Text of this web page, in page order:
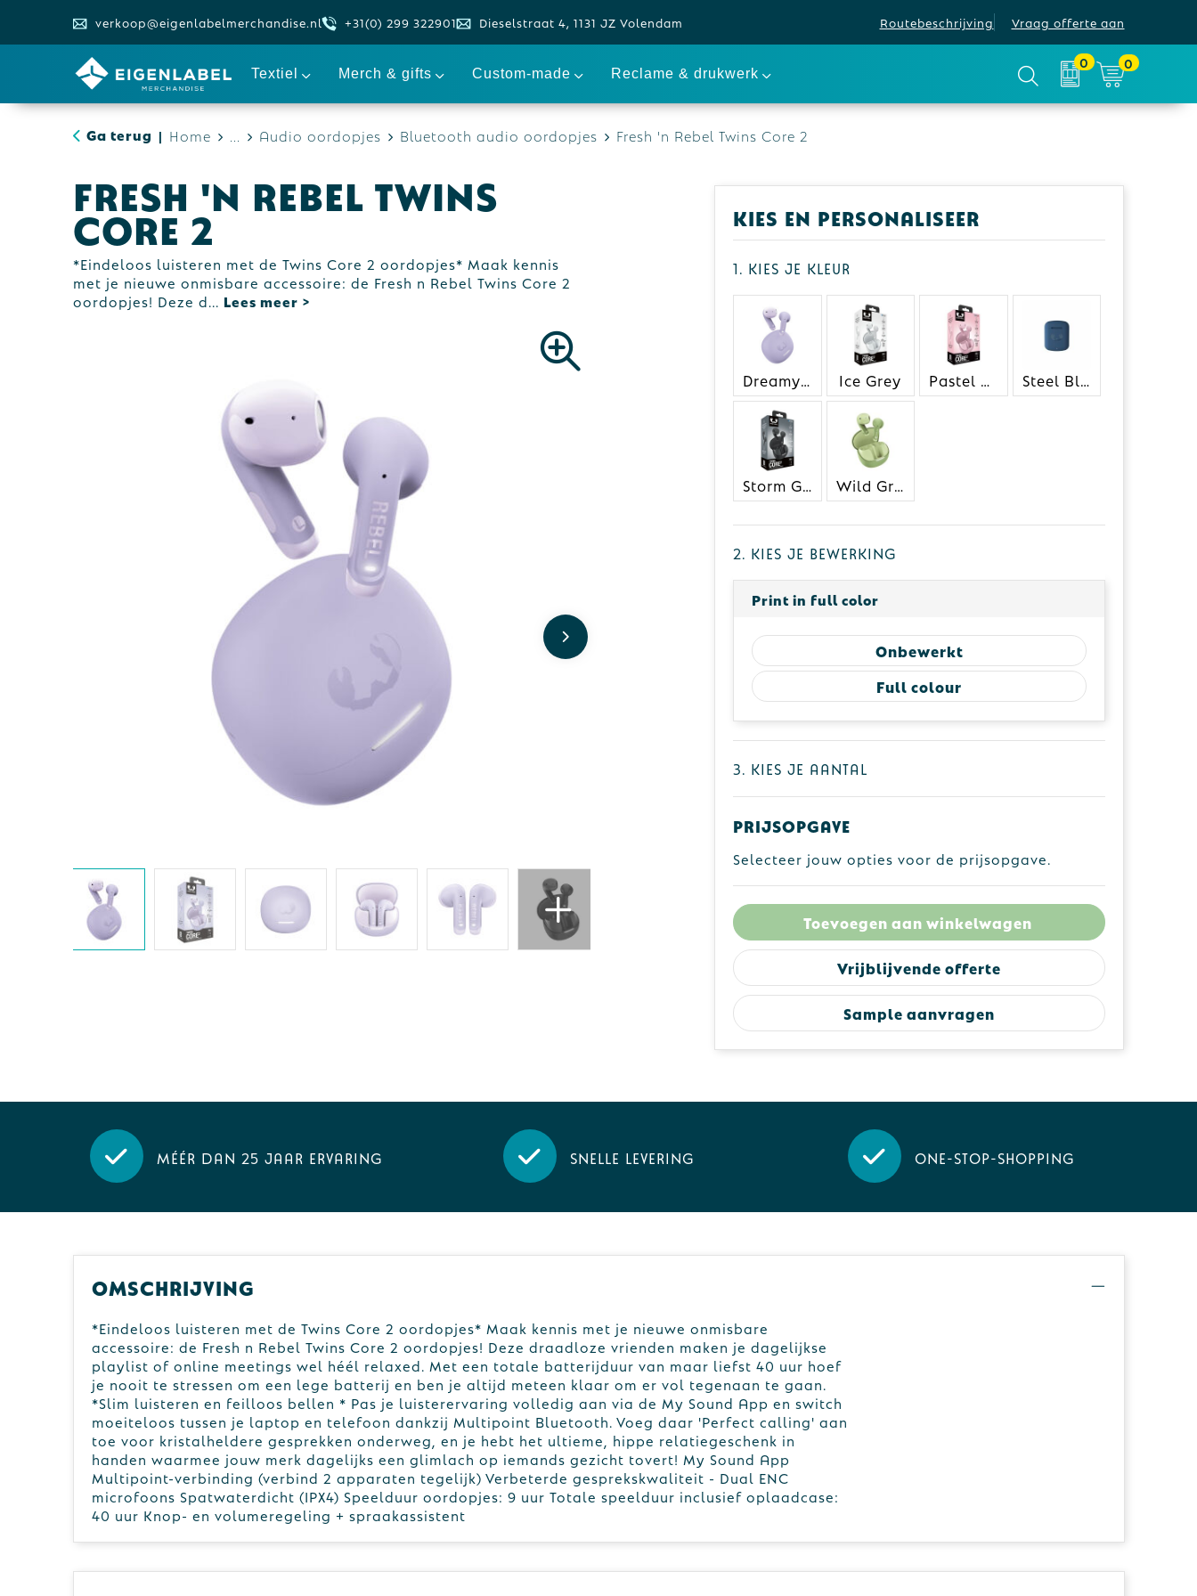
verkoop@eigenlabelmerchandise.nl +31(0) 299 322901 Dieselstraat 4, 1131 JZ Volendam Routebeschrijving Vraag offerte aan
Textiel Merch & gifts Custom-made Reclame & drukwerk
0 0
Ga terug | Home Audio oordopjes Bluetooth audio oordopjes Fresh 'n Rebel Twins Core 2
Fresh 'n Rebel Twins
Core 2
*Eindeloos luisteren met de Twins Core 2 oordopjes* Maak kennis
met je nieuwe onmisbare accessoire: de Fresh n Rebel Twins Core 2
oordopjes! Deze d
Kies en personaliseer
1. Kies je kleur
Ice Grey
Storm Grey Wild Green
2. Kies je bewerking
Print in full color
Onbewerkt
Full colour
3. Kies je aantal
Prijsopgave
Selecteer jouw opties voor de prijsopgave.
Toevoegen aan winkelwagen
Vrijblijvende offerte
Sample aanvragen
Méér dan 25 jaar ervaring Snelle levering One-stop-shopping
Omschrijving
*Eindeloos luisteren met de Twins Core 2 oordopjes* Maak kennis met je nieuwe onmisbare
accessoire: de Fresh n Rebel Twins Core 2 oordopjes! Deze draadloze vrienden maken je dagelijkse
playlist of online meetings wel héél relaxed. Met een totale batterijduur van maar liefst 40 uur hoef
je nooit te stressen om een lege batterij en ben je altijd meteen klaar om er vol tegenaan te gaan.
*Slim luisteren en feilloos bellen * Pas je luisterervaring volledig aan via de My Sound App en switch
moeiteloos tussen je laptop en telefoon dankzij Multipoint Bluetooth. Voeg daar 'Perfect calling' aan
toe voor kristalheldere gesprekken onderweg, en je hebt het ultieme, hippe relatiegeschenk in
handen waarmee jouw merk dagelijks een glimlach op iemands gezicht tovert! My Sound App
Multipoint-verbinding (verbind 2 apparaten tegelijk) Verbeterde gesprekskwaliteit - Dual ENC
microfoons Spatwaterdicht (IPX4) Speelduur oordopjes: 9 uur Totale speelduur inclusief oplaadcase:
40 uur Knop- en volumeregeling + spraakassistent